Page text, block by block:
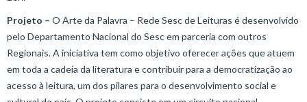
Projeto – O Arte da Palavra – Rede Sesc de Leituras é desenvolvido
pelo Departamento Nacional do Sesc em parceria com outros
Regionais. A iniciativa tem como objetivo oferecer ações que atuem
em toda a cadeia da literatura e contribuir para a democratização ao
acesso à leitura, um dos pilares para o desenvolvimento social e